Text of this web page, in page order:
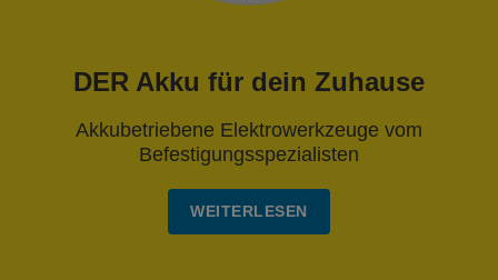
DER Akku für dein Zuhause
Akkubetriebene Elektrowerkzeuge vom
Befestigungsspezialisten
WEITERLESEN